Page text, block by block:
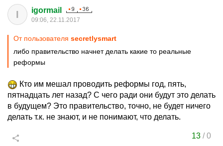
I igormail
09:06, 22.11.2017
От пользователя secretlysmart
либо правительство начнет делать какие то реальные
реформы
Кто им мешал проводить реформы год, пять,
пятнадцать лет назад? С чего ради они будут это делать
в будущем? Это правительство, точно, не будет ничего
делать т.к. не знают, и не понимают, что делать.
13 /0